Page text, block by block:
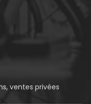
ventes privées